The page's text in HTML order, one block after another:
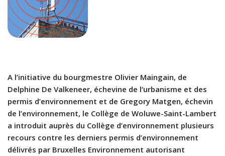
A l’initiative du bourgmestre Olivier Maingain, de
Delphine De Valkeneer, échevine de l‘urbanisme et des
permis d’environnement et de Gregory Matgen, échevin
de l’environnement, le Collège de Woluwe-Saint-Lambert
a introduit auprès du Collège d’environnement plusieurs
recours contre les derniers permis d’environnement
délivrés par Bruxelles Environnement autorisant